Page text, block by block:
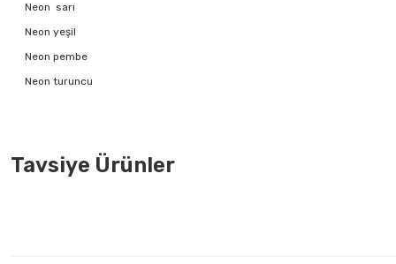
Neon sarı
Neon yeşil
Neon pembe
Neon turuncu
Tavsiye Ürünler